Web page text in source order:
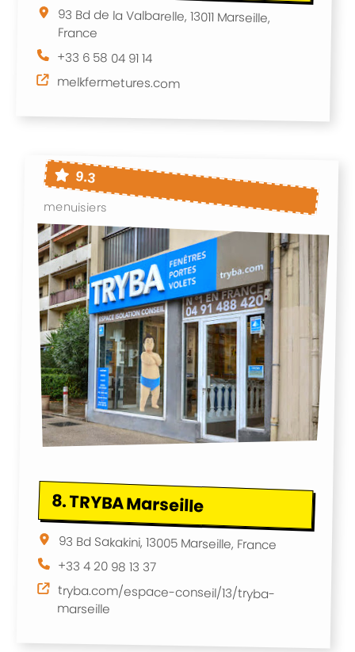
93 Bd de la Valbarelle, 13011 Marseille,
France
+33 6 58 04 91 14
melkfermetures.com
9.3
menuisiers
8.TRYBA Marseille
93 Bd Sakakini, 13005 Marseille, France
+33 4 20 98 13 37
tryba.com/espace-conseil/13/tryba-
marseille